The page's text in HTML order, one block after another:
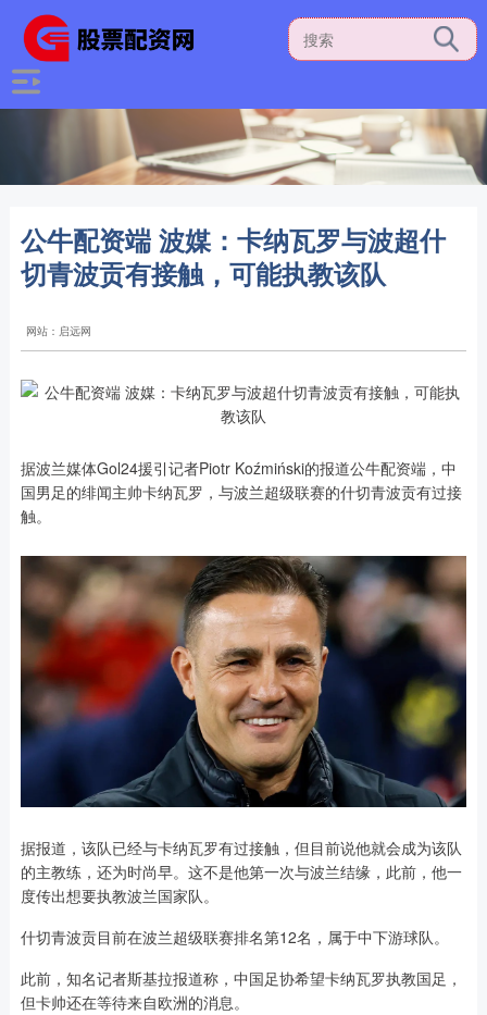
公牛配资端 波媒：卡纳瓦罗与波超什
切青波贡有接触，可能执教该队
网站：启远网
据波兰媒体Gol24援引记者Piotr Koźmiński的报道公牛配资端，中
国男足的绯闻主帅卡纳瓦罗，与波兰超级联赛的什切青波贡有过接
触。
据报道，该队已经与卡纳瓦罗有过接触，但目前说他就会成为该队
的主教练，还为时尚早。这不是他第一次与波兰结缘，此前，他一
度传出想要执教波兰国家队。
什切青波贡目前在波兰超级联赛排名第12名，属于中下游球队。
此前，知名记者斯基拉报道称，中国足协希望卡纳瓦罗执教国足，
但卡帅还在等待来自欧洲的消息。